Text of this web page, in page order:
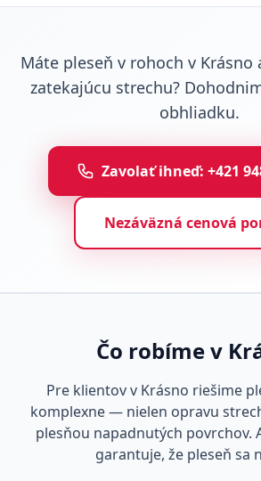
Máte pleseň v rohoch v Krásno
zatekajúcu strechu?
obhliadku.
Zavolať ihneď: +421
Nezáväzná cenová
Čo robíme v
Pre klientov v Krásno riešime
komplexne — nielen opravu
plesňou napadnutých povrchov.
garantuje, že pleseň sa